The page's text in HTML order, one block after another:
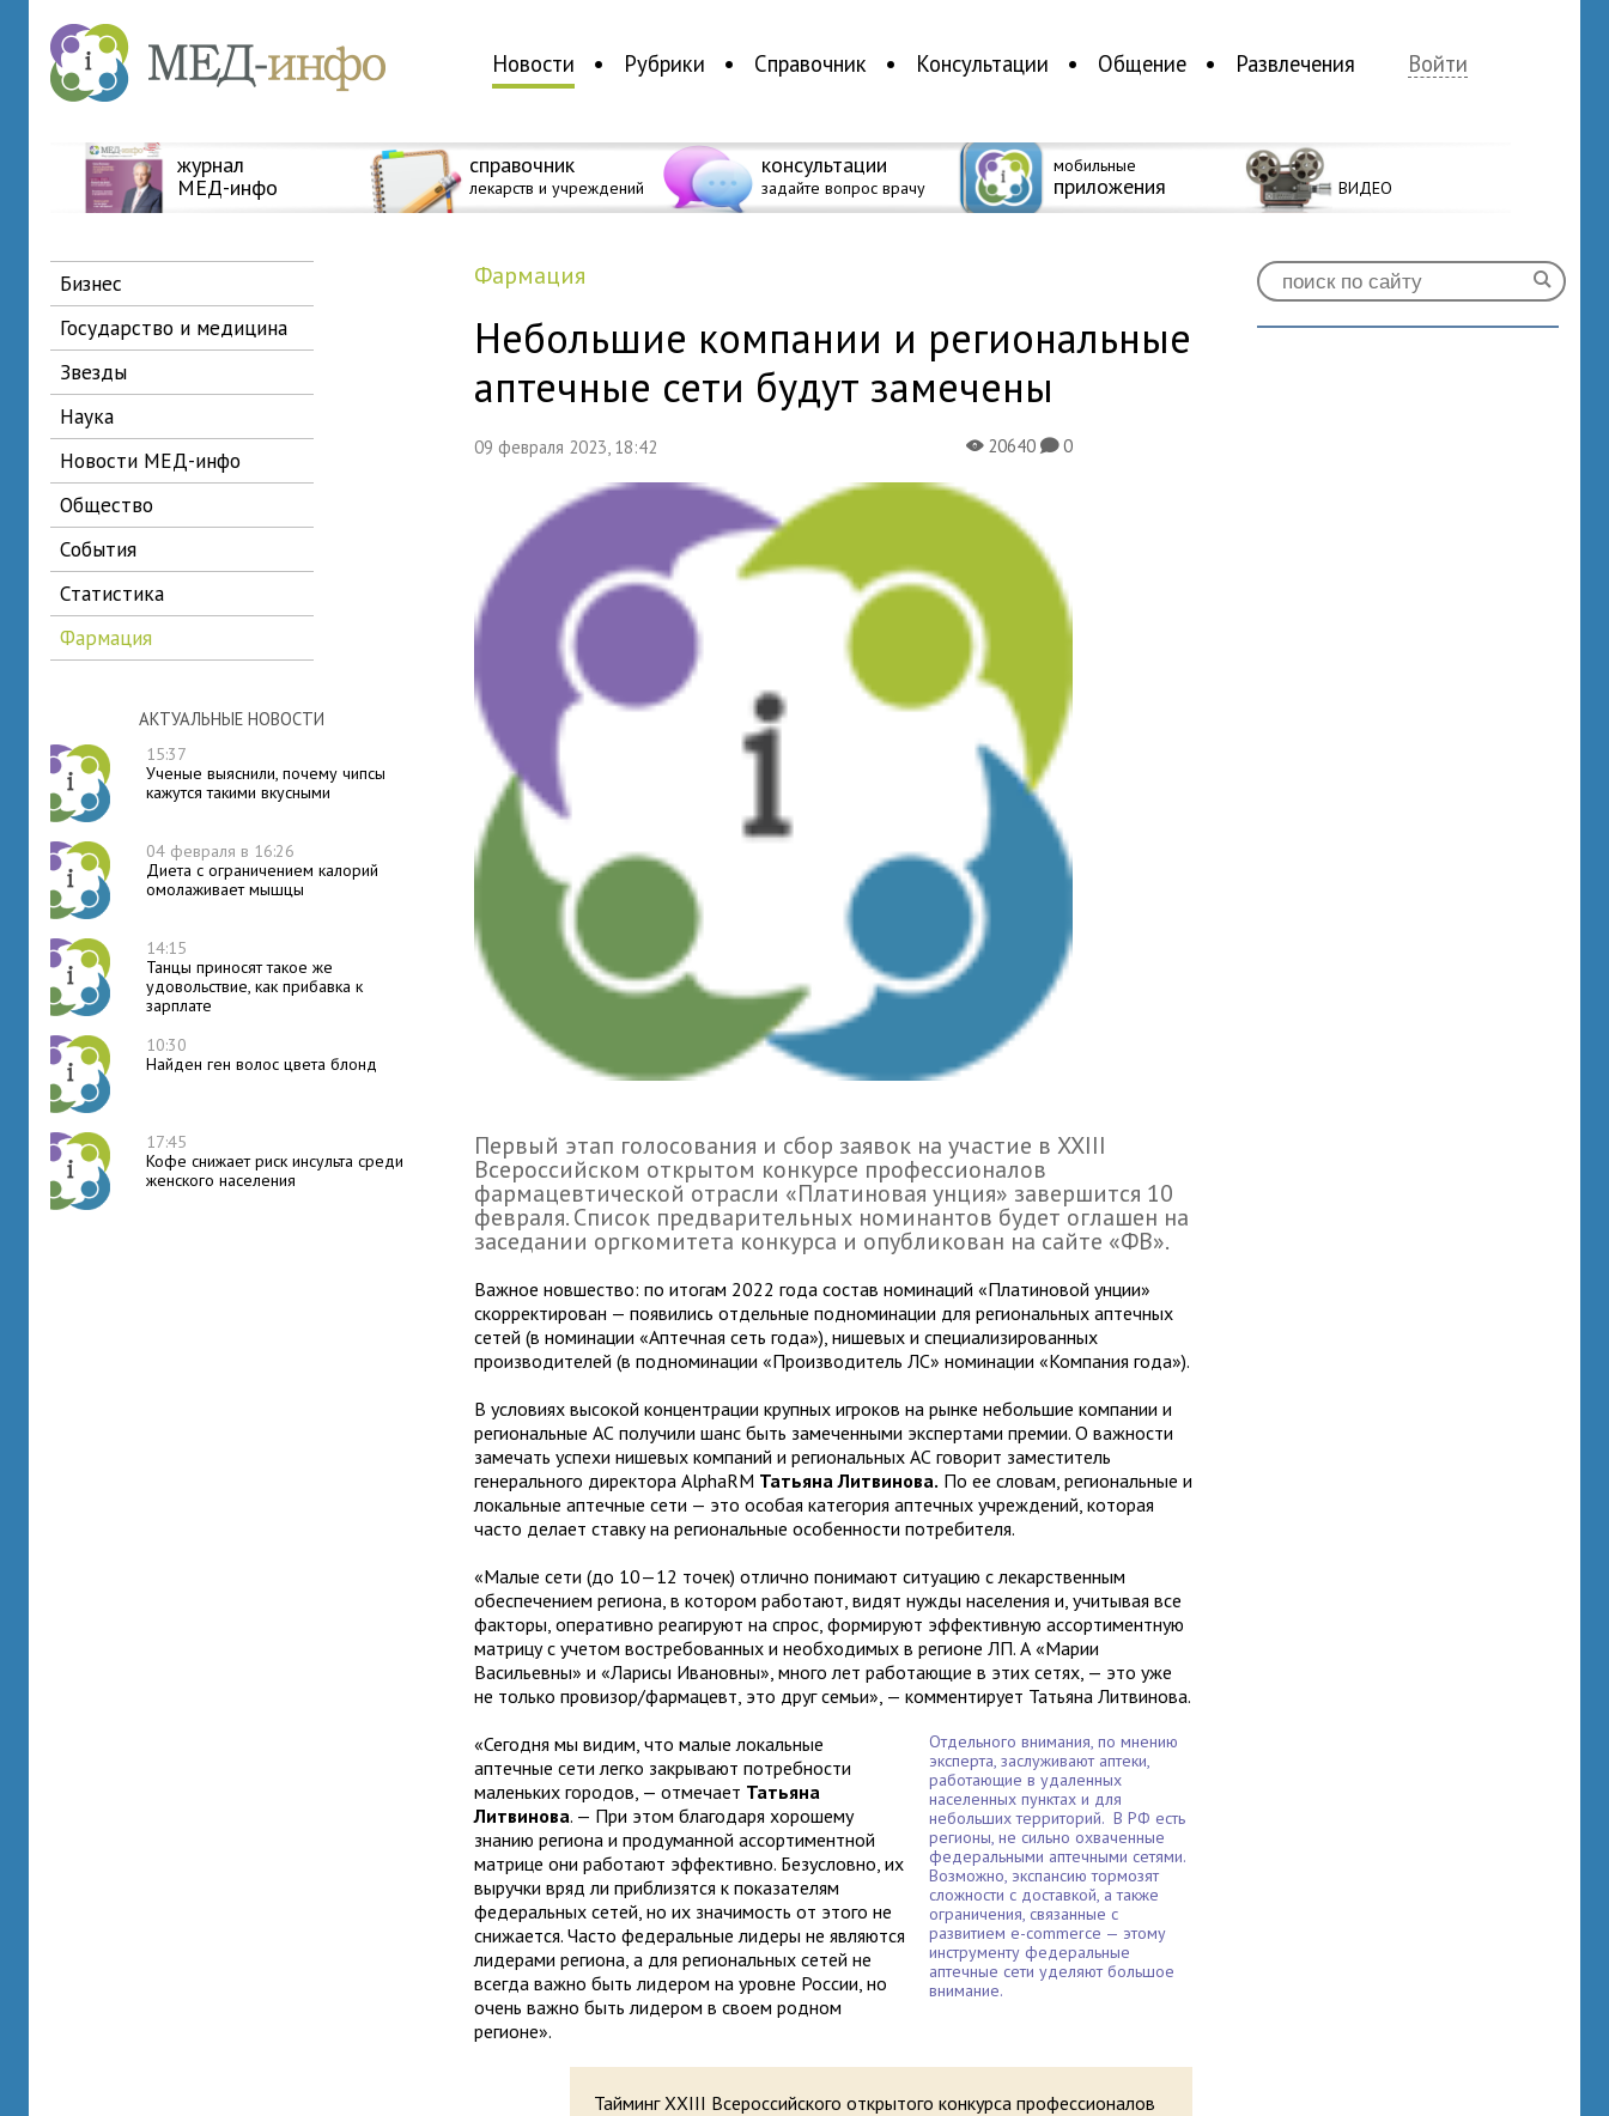
Новости Рубрики Справочник Консультации Общение Развлечения Войти
журнал
МЕД-инфо
справочник
лекарств и учреждений
консультации
задайте вопрос врачу
мобильные
приложения ВИДЕО
бизнес
государство и медицина
звезды
наука
новости МЕД-инфо
общество
события
статистика
фармация
АКТУАЛЬНЫЕ НОВОСТИ
15:37
Ученые выяснили, почему чипсы
кажутся такими вкусными
04 февраля в 16:26
Диета с ограничением калорий
омолаживает мышцы
14:15
Танцы приносят такое же
удовольствие, как прибавка к
зарплате
10:30
Найден ген волос цвета блонд
17:45
Кофе снижает риск инсульта среди
женского населения
фармация
Небольшие компании и региональные
аптечные сети будут замечены
09 февраля 2023, 18:42 X20640K0
Первый этап голосования и сбор заявок на участие в XXIII
Всероссийском открытом конкурсе профессионалов
фармацевтической отрасли «Платиновая унция» завершится 10
февраля. Список предварительных номинантов будет оглашен на
заседании оргкомитета конкурса и опубликован на сайте «ФВ».
Важное новшество: по итогам 2022 года состав номинаций «Платиновой унции»
скорректирован — появились отдельные подноминации для региональных аптечных
сетей (в номинации «Аптечная сеть года»), нишевых и специализированных
производителей (в подноминации «Производитель ЛС» номинации «Компания года»).
В условиях высокой концентрации крупных игроков на рынке небольшие компании и
региональные АС получили шанс быть замеченными экспертами премии. О важности
замечать успехи нишевых компаний и региональных АС говорит заместитель
генерального директора AlphaRM Татьяна Литвинова. По ее словам, региональные и
локальные аптечные сети — это особая категория аптечных учреждений, которая
часто делает ставку на региональные особенности потребителя.
«Малые сети (до 10—12 точек) отлично понимают ситуацию с лекарственным
обеспечением региона, в котором работают, видят нужды населения и, учитывая все
факторы, оперативно реагируют на спрос, формируют эффективную ассортиментную
матрицу с учетом востребованных и необходимых в регионе ЛП. А «Марии
Васильевны» и «Ларисы Ивановны», много лет работающие в этих сетях, — это уже
не только провизор/фармацевт, это друг семьи», — комментирует Татьяна Литвинова.
Отдельного внимания, по мнению
эксперта, заслуживают аптеки,
работающие в удаленных
населенных пунктах и для
небольших территорий. В РФ есть
регионы, не сильно охваченные
федеральными аптечными сетями.
Возможно, экспансию тормозят
сложности с доставкой, а также
ограничения, связанные с
развитием e-commerce — этому
инструменту федеральные
аптечные сети уделяют большое
внимание.
«Сегодня мы видим, что малые локальные
аптечные сети легко закрывают потребности
маленьких городов, — отмечает Татьяна
Литвинова. — При этом благодаря хорошему
знанию региона и продуманной ассортиментной
матрице они работают эффективно. Безусловно, их
выручки вряд ли приблизятся к показателям
федеральных сетей, но их значимость от этого не
снижается. Часто федеральные лидеры не являются
лидерами региона, а для региональных сетей не
всегда важно быть лидером на уровне России, но
очень важно быть лидером в своем родном
регионе».
Тайминг XXIII Всероссийского открытого конкурса профессионалов